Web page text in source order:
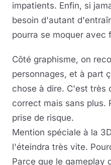
impatients. Enfin, si
besoin d'autant
pourra se moquer avec
Côté graphisme, on
personnages, et à part
chose à dire. C'est très
correct mais sans plus.
prise de risque.
Mention spéciale à la
l'éteindra très vite.
Parce que le gameplay